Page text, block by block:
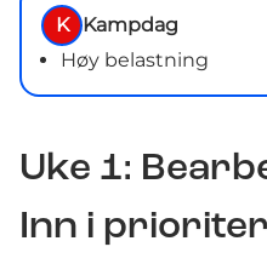
K
Kampdag
Høy belastning
Uke 1:
Inn i